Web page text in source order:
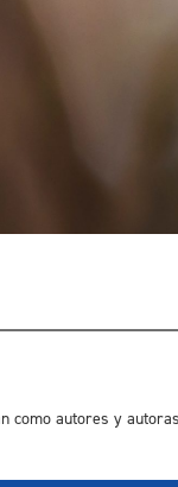
como autores y autoras